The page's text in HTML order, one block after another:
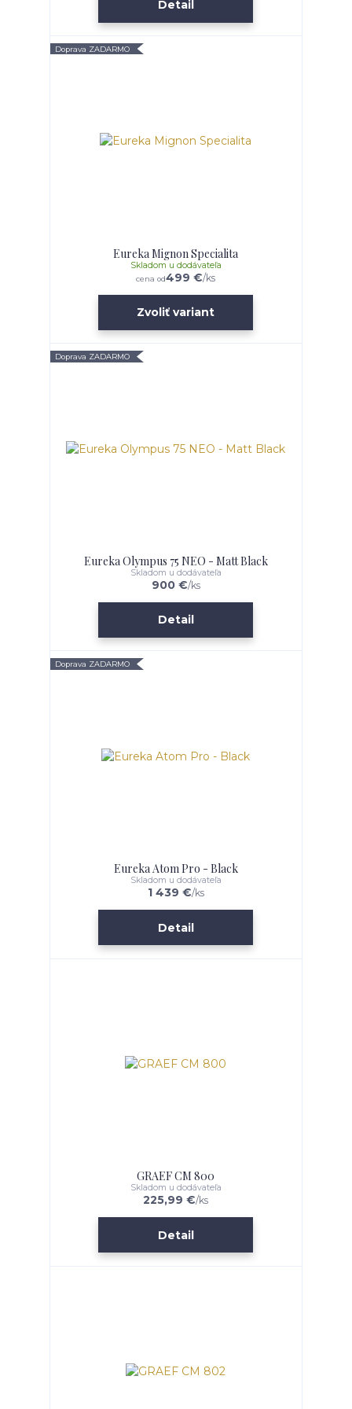
Detail
Doprava ZADARMO
Eureka Mignon Specialita
cena od499 €/ks
Skladom u dodávateľa
Zvoliť variant
Doprava ZADARMO
Eureka Olympus 75 NEO - Matt Black
900 €/ks
Skladom u dodávateľa
Detail
Doprava ZADARMO
Eureka Atom Pro - Black
1 439 €/ks
Skladom u dodávateľa
Detail
GRAEF CM 800
225,99 €/ks
Skladom u dodávateľa
Detail